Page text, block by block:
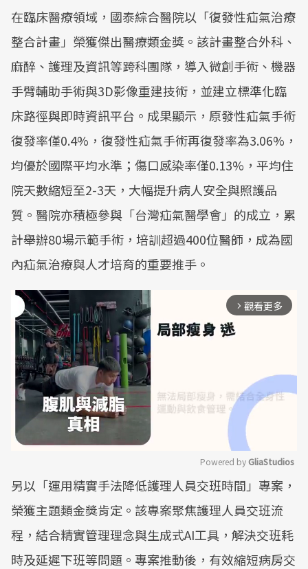
在臨床醫療領域，國泰綜合醫院以「復發性疝氣治療
整合計畫」榮獲傑出醫療類金獎。該計畫整合外科、
麻醉、護理及資訊等跨科團隊，導入微創手術、機器
手臂輔助手術與3D影像重建技術，並建立標準化臨
床路徑與即時資訊平台。成果顯示，原發性疝氣手術
復發率僅0.4%，復發性疝氣手術再復發率為3.06%，
均優於國際平均水準；傷口感染率僅0.13%，平均住
院天數縮短至2-3天，大幅提升病人安全與照護品
質。醫院亦積極參與「台灣疝氣醫學會」的成立，累
計舉辦80場示範手術，培訓超過400位醫師，成為國
內疝氣治療與人才培育的重要推手。
arrow_forward_ios 觀看更多
Mute
Powered by GliaStudios
另以「運用精實手法降低護理人員交班時間」專案，
榮獲主題類金獎肯定。該專案聚焦護理人員交班流
程，結合精實管理理念與生成式AI工具，解決交班耗
時及延遲下班等問題。專案推動後，有效縮短病房交